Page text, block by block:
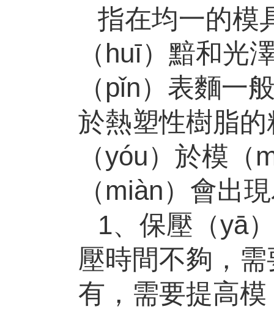
指在均一的模
（huī）黯和光
（pǐn）表麵一
於熱塑性樹脂
（yóu）於模
（miàn）會出
1、保壓（yā
壓時間不夠，
有，需要提高